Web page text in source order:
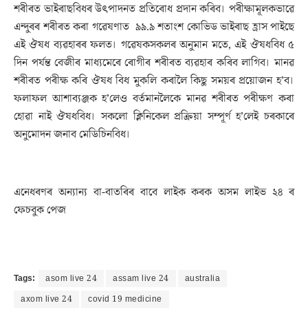
শৰীৰত ভাইৰাছবিধৰ উৎপাদনত প্ৰতিৰোধ প্ৰদান কৰিব। পৰীক্ষামূলকভাৱে
এন্দুৰৰ শৰীৰত কৰা গৱেষণাত ৯৯.৯ শতাংশ কোভিড ভাইৰাছ হ্ৰাস পাইছে
এই ঔষধ ব্যৱহাৰৰ ফলত। গৱেষকসকলৰ অনুমান মতে, এই ঔষধবিধ ৫
দিন পৰ্যন্ত বেজীৰ মাধ্যমেৰে ৰোগীৰ শৰীৰত ব্যৱহাৰ কৰিব লাগিব। মানৱ
শৰীৰত পৰীক্ষ কৰি ঔষধ বিধ মুকলি কৰালৈ কিছু সময়ৰ প্ৰয়োজন হ’ব।
ফলাফল আশাব্যঞ্জক হ’লেও বৰ্তমানলৈকে মানৱ শৰীৰত পৰীক্ষণ কৰা
হোৱা নাই ঔষধবিধ। সকলো ক্লিনিকেল প্ৰক্ৰিয়া সম্পূৰ্ণ হ’লেই চৰকাৰে
অনুমোদন জনাব মেডিচিনবিধ।
এনেধৰণৰ অন্যান্য বা-বাতৰিৰ বাবে লাইক কৰক অসম লাইভ ২৪ ৰ
ফেচবুক পেজ
Tags: asom live 24 assam live 24
australia
axom live 24
covid 19 medicine